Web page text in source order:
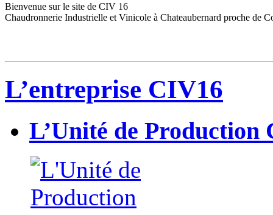
Bienvenue sur le site de CIV 16
Chaudronnerie Industrielle et Vinicole à Chateaubernard proche de
L’entreprise CIV16
L’Unité de Production